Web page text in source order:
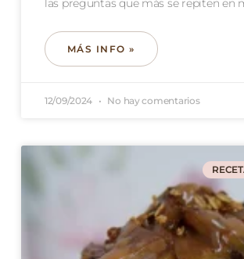
las preguntas que más se repiten en
MÁS INFO »
12/09/2024 No hay comentarios